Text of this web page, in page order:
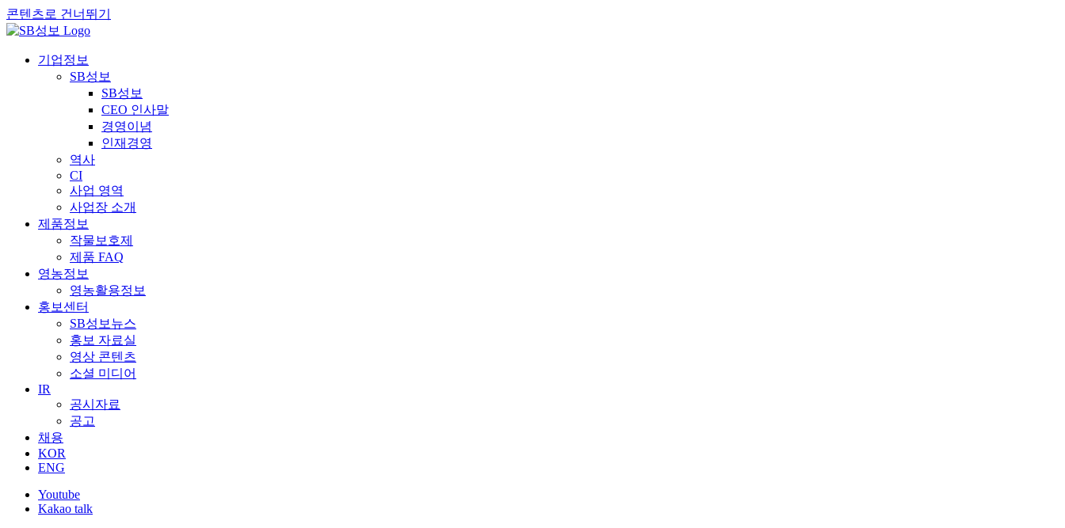
콘텐츠로 건너뛰기
기업정보
SB성보
SB성보
CEO 인사말
경영이념
인재경영
역사
CI
사업 영역
사업장 소개
제품정보
작물보호제
제품 FAQ
영농정보
영농활용정보
홍보센터
SB성보뉴스
홍보 자료실
영상 콘텐츠
소셜 미디어
IR
공시자료
공고
채용
KOR
ENG
Youtube
Kakao talk